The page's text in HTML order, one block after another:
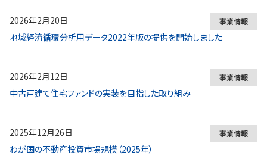
2026年2月20日 事業情報
地域経済循環分析用データ2022年版の提供を開始しました
2026年2月12日 事業情報
中古戸建て住宅ファンドの実装を目指した取り組み
2025年12月26日 事業情報
わが国の不動産投資市場規模（2025年）